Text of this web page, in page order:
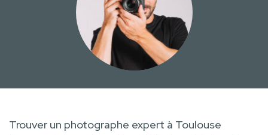
Trouver un photographe expert à Toulouse